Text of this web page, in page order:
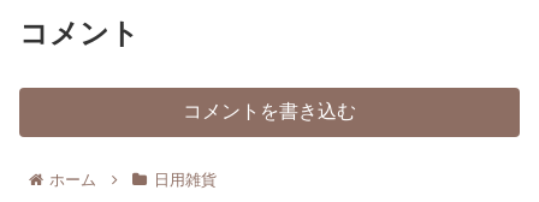
コメント
コメントを書き込む
ホーム 日用雑貨